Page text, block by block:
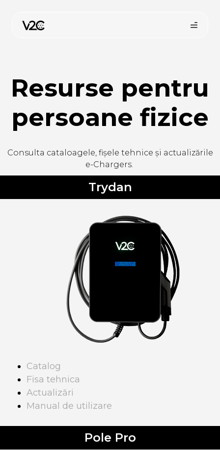
conținut
Resurse pentru
persoane fizice
Consulta cataloagele, fișele tehnice și actualizările
e-Chargers.
Trydan
Catalog
Fisa tehnica
Actualizări
Manual de utilizare
Pole Pro